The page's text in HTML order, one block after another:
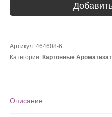
Артикул: 464608-6
Категории: Картонные
Описание